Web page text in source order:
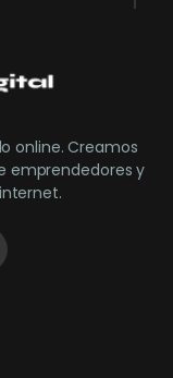
online. Creamos
emprendedores y